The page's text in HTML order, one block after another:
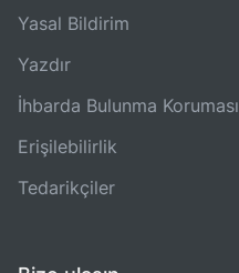
Yasal Bildirim
Yazdır
İhbarda Bulunma Koruması
Erişilebilirlik
Tedarikçiler